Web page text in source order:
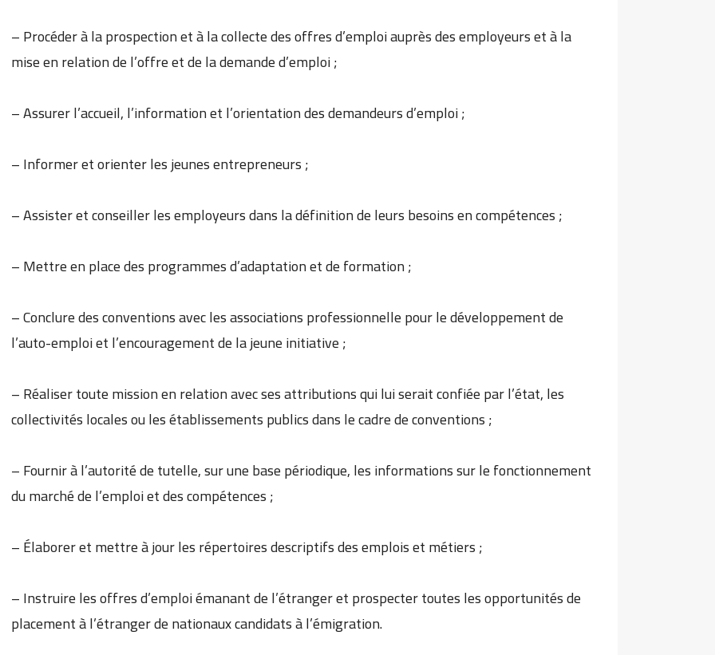
– Procéder à la prospection et à la collecte des offres d’emploi auprès des employeurs et à la
mise en relation de l’offre et de la demande d’emploi ;
– Assurer l’accueil, l’information et l’orientation des demandeurs d’emploi ;
– Informer et orienter les jeunes entrepreneurs ;
– Assister et conseiller les employeurs dans la définition de leurs besoins en compétences ;
– Mettre en place des programmes d’adaptation et de formation ;
– Conclure des conventions avec les associations professionnelle pour le développement de
l’auto-emploi et l’encouragement de la jeune initiative ;
– Réaliser toute mission en relation avec ses attributions qui lui serait confiée par l’état, les
collectivités locales ou les établissements publics dans le cadre de conventions ;
– Fournir à l’autorité de tutelle, sur une base périodique, les informations sur le fonctionnement
du marché de l’emploi et des compétences ;
– Élaborer et mettre à jour les répertoires descriptifs des emplois et métiers ;
– Instruire les offres d’emploi émanant de l’étranger et prospecter toutes les opportunités de
placement à l’étranger de nationaux candidats à l’émigration.